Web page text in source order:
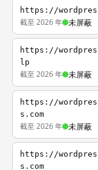
https://
截至 2026 年 未屏蔽
https://
lp
截至 2026 年 未屏蔽
https://
s.com
截至 2026 年 未屏蔽
https://
s.com